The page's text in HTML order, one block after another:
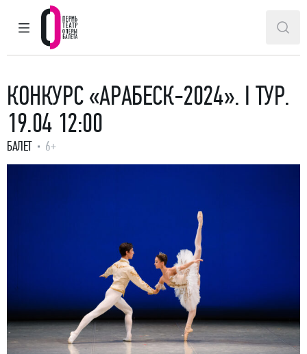
ГЛАВНОЕ МЕНЮ
Пермский театр оперы и балета
КОНКУРС «АРАБЕСК-2024». I ТУР.
19.04 12:00
БАЛЕТ 6+